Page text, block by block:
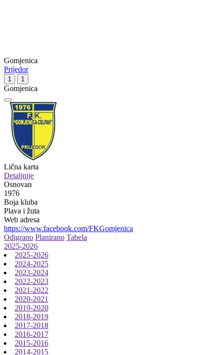
Gomjenica
Prijedor
1 1
Gomjenica
Lična karta
Detaljnije
Osnovan
1976
Boja kluba
Plava i žuta
Web adresa
https://www.facebook.com/FKGomjenica
Odigrano Planirano Tabela
2025-2026
2025-2026
2024-2025
2023-2024
2022-2023
2021-2022
2020-2021
2019-2020
2018-2019
2017-2018
2016-2017
2015-2016
2014-2015